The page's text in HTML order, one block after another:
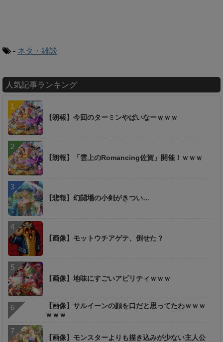
- ネタ・雑談
人気記事ランキング
【朗報】今回のターミンやばいなーｗｗｗ
【朗報】「雲上のRomancing佐賀」開催！ｗｗｗ
【悲報】幻闘場の小剣がきつい…
【画像】モットウチアゲテ、倒せた？
【画像】地味にすごいアビリティｗｗｗ
【画像】サルイーンの顔を口だと思ってたわｗｗｗ
ｗｗｗ
【画像】モンスターよりも描き込みが少ない主人公